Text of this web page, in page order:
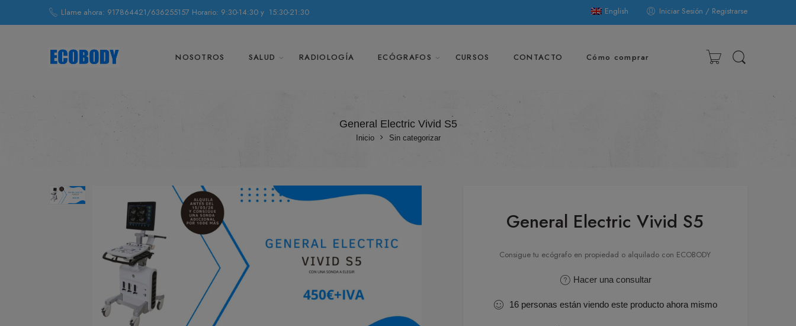
Llame ahora: 917864421/636255157 Horario: 9:30-14:30 y 15:30-21:30 English Iniciar Sesión / Registrarse
NOSOTROS SALUD RADIOLOGÍA ECÓGRAFOS CURSOS CONTACTO Cómo comprar
General Electric Vivid S5
Inicio Sin categorizar
General Electric Vivid S5
Consigue tu ecógrafo en propiedad o alquilado con ECOBODY
Hacer una consultar
16 personas están viendo este producto ahora mismo